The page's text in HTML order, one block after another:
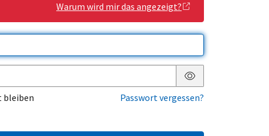
Warum wird mir das angezeigt?
Passwort anzeigen
bleiben
Passwort vergessen?